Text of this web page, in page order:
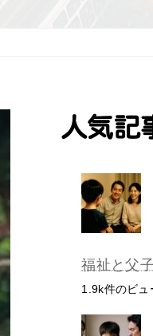
人気記
福祉と父
1.9k件のビュ